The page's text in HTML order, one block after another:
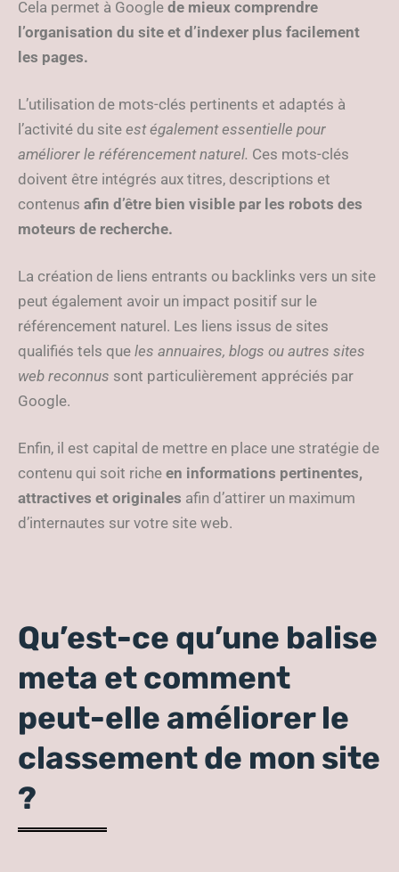
Cela permet à Google de mieux comprendre
l’organisation du site et d’indexer plus facilement
les pages.
L’utilisation de mots-clés pertinents et adaptés à
l’activité du site est également essentielle pour
améliorer le référencement naturel. Ces mots-clés
doivent être intégrés aux titres, descriptions et
contenus afin d’être bien visible par les robots des
moteurs de recherche.
La création de liens entrants ou backlinks vers un site
peut également avoir un impact positif sur le
référencement naturel. Les liens issus de sites
qualifiés tels que les annuaires, blogs ou autres sites
web reconnus sont particulièrement appréciés par
Google.
Enfin, il est capital de mettre en place une stratégie de
contenu qui soit riche en informations pertinentes,
attractives et originales afin d’attirer un maximum
d’internautes sur votre site web.
Qu’est-ce qu’une balise
meta et comment
peut-elle améliorer le
classement de mon site
?